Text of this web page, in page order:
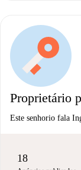
Proprietário
Este senhorio fala
18